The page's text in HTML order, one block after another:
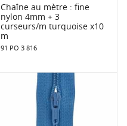
Chaîne au mètre : fine
nylon 4mm + 3
curseurs/m turquoise x10
m
91 PO 3 816